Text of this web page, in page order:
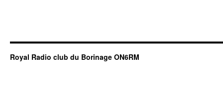
Royal Radio club du Borinage ON6RM